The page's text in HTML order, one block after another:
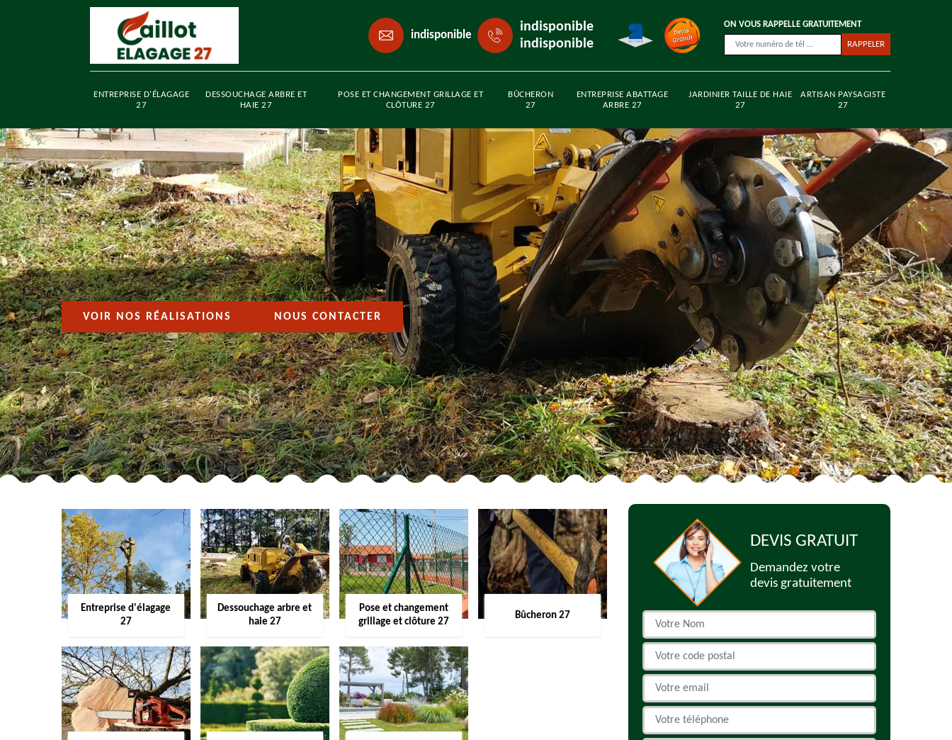
indisponible
indisponible
indisponible
ON VOUS RAPPELLE GRATUITEMENT
ENTREPRISE D'ÉLAGAGE
27
DESSOUCHAGE ARBRE ET
HAIE 27
POSE ET CHANGEMENT GRILLAGE ET
CLÔTURE 27
BÛCHERON
27
ENTREPRISE ABATTAGE
ARBRE 27
JARDINIER TAILLE DE HAIE
27
ARTISAN PAYSAGISTE
27
VOIR NOS RÉALISATIONS NOUS CONTACTER
Entreprise d'élagage
27
Dessouchage arbre et
haie 27
Pose et changement
grillage et clôture 27
Bûcheron 27
DEVIS GRATUIT
Demandez votre
devis gratuitement